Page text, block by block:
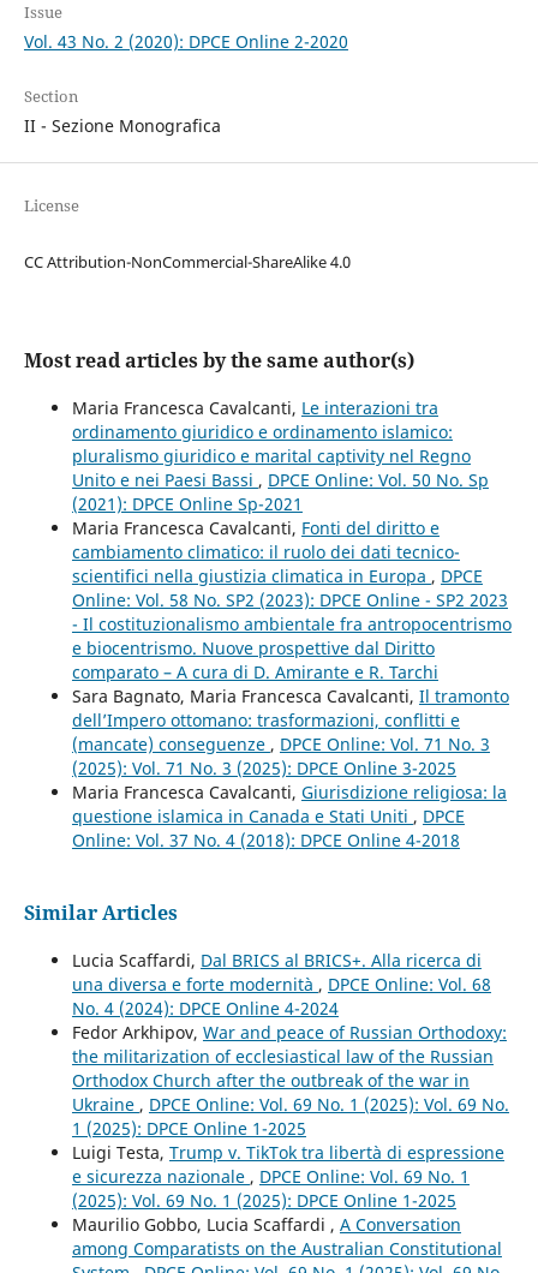
Issue
Vol. 43 No. 2 (2020): DPCE Online 2-2020
Section
II - Sezione Monografica
License
CC Attribution-NonCommercial-ShareAlike 4.0
Most read articles by the same author(s)
Maria Francesca Cavalcanti, Le interazioni tra
ordinamento giuridico e ordinamento islamico:
pluralismo giuridico e marital captivity nel Regno
Unito e nei Paesi Bassi , DPCE Online: Vol. 50 No. Sp
(2021): DPCE Online Sp-2021
Maria Francesca Cavalcanti, Fonti del diritto e
cambiamento climatico: il ruolo dei dati tecnico-
scientifici nella giustizia climatica in Europa , DPCE
Online: Vol. 58 No. SP2 (2023): DPCE Online - SP2 2023
- Il costituzionalismo ambientale fra antropocentrismo
e biocentrismo. Nuove prospettive dal Diritto
comparato – A cura di D. Amirante e R. Tarchi
Sara Bagnato, Maria Francesca Cavalcanti, Il tramonto
dell’Impero ottomano: trasformazioni, conflitti e
(mancate) conseguenze , DPCE Online: Vol. 71 No. 3
(2025): Vol. 71 No. 3 (2025): DPCE Online 3-2025
Maria Francesca Cavalcanti, Giurisdizione religiosa: la
questione islamica in Canada e Stati Uniti , DPCE
Online: Vol. 37 No. 4 (2018): DPCE Online 4-2018
Similar Articles
Lucia Scaffardi, Dal BRICS al BRICS+. Alla ricerca di
una diversa e forte modernità , DPCE Online: Vol. 68
No. 4 (2024): DPCE Online 4-2024
Fedor Arkhipov, War and peace of Russian Orthodoxy:
the militarization of ecclesiastical law of the Russian
Orthodox Church after the outbreak of the war in
Ukraine , DPCE Online: Vol. 69 No. 1 (2025): Vol. 69 No.
1 (2025): DPCE Online 1-2025
Luigi Testa, Trump v. TikTok tra libertà di espressione
e sicurezza nazionale , DPCE Online: Vol. 69 No. 1
(2025): Vol. 69 No. 1 (2025): DPCE Online 1-2025
Maurilio Gobbo, Lucia Scaffardi , A Conversation
among Comparatists on the Australian Constitutional